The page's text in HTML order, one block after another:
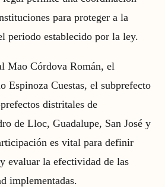
para proteger a la
periodo establecido por la ley.
Mao Córdova Román, el
Espinoza Cuestas, el subprefecto
distritales de
de Lloc, Guadalupe, San José y
es vital para definir
evaluar la efectividad de las
implementadas.